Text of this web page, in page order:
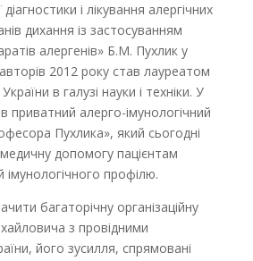
і лікування алергічних
дихання із застосуванням
алергенів» Б.М. Пухлик у
2012 року став лауреатом
в галузі науки і техніки. У
приватний алерго-імунологічний
Пухлика», який сьогодні
допомогу пацієнтам
імуно­логічного профілю.
багаторічну організаційну
з провідними
його зусилля, спрямовані